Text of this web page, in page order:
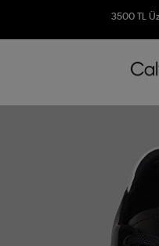
7500 TL Ve Üzeri